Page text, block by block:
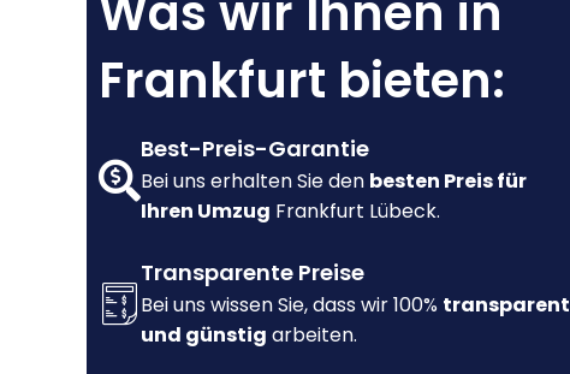
Was wir Ihnen in
Frankfurt bieten:
Best-Preis-Garantie
Bei uns erhalten Sie den besten Preis für
Ihren Umzug Frankfurt Lübeck.
Transparente Preise
Bei uns wissen Sie, dass wir 100% transparent
und günstig arbeiten.